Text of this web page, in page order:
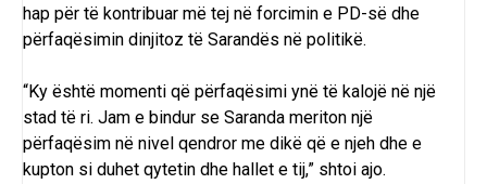
hap për të kontribuar më tej në forcimin e PD-së dhe
përfaqësimin dinjitoz të Sarandës në politikë.
“Ky është momenti që përfaqësimi ynë të kalojë në një
stad të ri. Jam e bindur se Saranda meriton një
përfaqësim në nivel qendror me dikë që e njeh dhe e
kupton si duhet qytetin dhe hallet e tij,” shtoi ajo.